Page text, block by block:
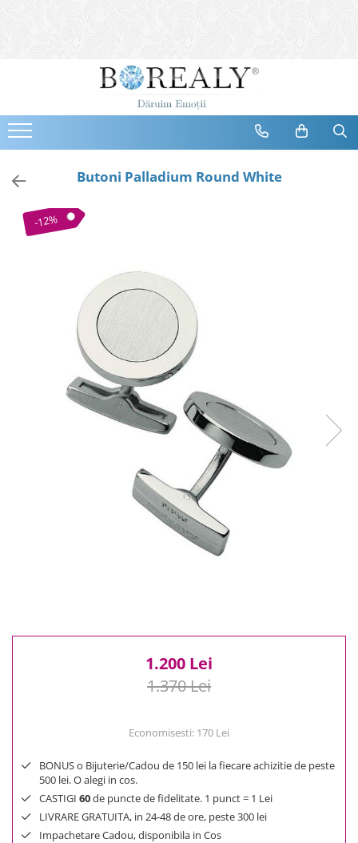
Bijuterii
Cercei
Bratari
Coliere
Brose
Tiare
Bijuterii Copii
Bijuterii Mirese
Cele mai noi
Cele mai vandute
Butoni Palladium Round White
-12%
1.200 Lei
1.370 Lei
Economisesti: 170 Lei
BONUS o Bijuterie/Cadou de 150 lei la fiecare achizitie de peste
500 lei. O alegi in cos.
CASTIGI 60de puncte de fidelitate. 1 punct = 1 Lei
LIVRARE GRATUITA, in 24-48 de ore, peste 300 lei
Impachetare Cadou, disponibila in Cos